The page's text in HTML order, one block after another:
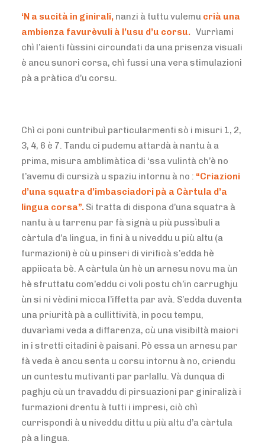
‘N a sucità in ginirali, nanzi à tuttu vulemu crià una
ambienza favurèvuli à l’usu d’u corsu. Vurrìami
chì l’aienti fùssini circundati da una prisenza visuali
è ancu sunori corsa, chì fussi una vera stimulazioni
pà a pràtica d’u corsu.
Chì ci poni cuntribuì particularmenti sò i misuri 1, 2,
3, 4, 6 è 7. Tandu ci pudemu attardà à nantu à a
prima, misura amblimàtica di ‘ssa vulintà ch’è no
t’avemu di cursizà u spaziu intornu à no : “Criazioni
d’una squatra d’imbasciadori pà a Càrtula d’a
lingua corsa”. Si tratta di dispona d’una squatra à
nantu à u tarrenu par fà signà u più pussìbuli a
càrtula d’a lingua, in fini à u niveddu u più altu (a
furmazioni) è cù u pinseri di virificà s’edda hè
appiicata bè. A càrtula ùn hè un arnesu novu ma ùn
hè sfruttatu com’eddu ci voli postu ch’in carrughju
ùn si ni vèdini micca l’iffetta par avà. S’edda duventa
una priurità pà a cullittività, in pocu tempu,
duvarìami veda a diffarenza, cù una visibiltà maiori
in i stretti citadini è paisani. Pò essa un arnesu par
fà veda è ancu senta u corsu intornu à no, criendu
un cuntestu mutivanti par parlallu. Và dunqua di
paghju cù un travaddu di pirsuazioni par giniralizà i
furmazioni drentu à tutti i impresi, ciò chì
currispondi à u niveddu dittu u più altu d’a càrtula
pà a lingua.